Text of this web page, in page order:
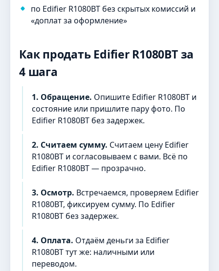
по Edifier R1080BT без скрытых комиссий и
«доплат за оформление»
Как продать Edifier R1080BT за
4 шага
1. Обращение. Опишите Edifier R1080BT и
состояние или пришлите пару фото. По
Edifier R1080BT без задержек.
2. Считаем сумму. Считаем цену Edifier
R1080BT и согласовываем с вами. Всё по
Edifier R1080BT — прозрачно.
3. Осмотр. Встречаемся, проверяем Edifier
R1080BT, фиксируем сумму. По Edifier
R1080BT без задержек.
4. Оплата. Отдаём деньги за Edifier
R1080BT тут же: наличными или
переводом.